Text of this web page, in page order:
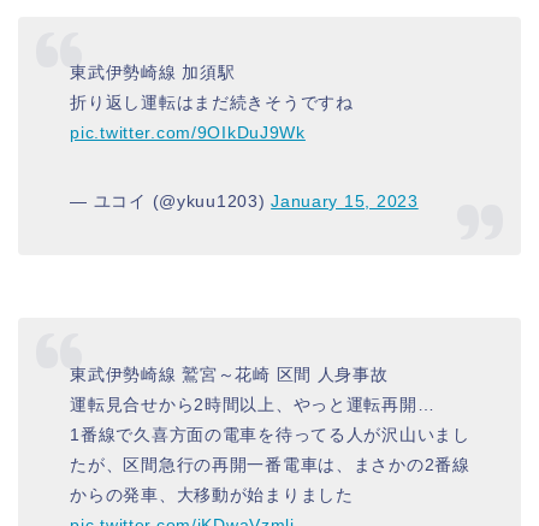
東武伊勢崎線 加須駅
折り返し運転はまだ続きそうですね
pic.twitter.com/9OIkDuJ9Wk
— ユコイ (@ykuu1203)January 15, 2023
東武伊勢崎線 鷲宮～花崎 区間 人身事故
運転見合せから2時間以上、やっと運転再開…
1番線で久喜方面の電車を待ってる人が沢山いまし
たが、区間急行の再開一番電車は、まさかの2番線
からの発車、大移動が始まりました